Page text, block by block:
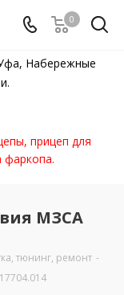
0
Набережные
прицеп для
фаркопа.
МЗСА
тюнинг, ремонт -